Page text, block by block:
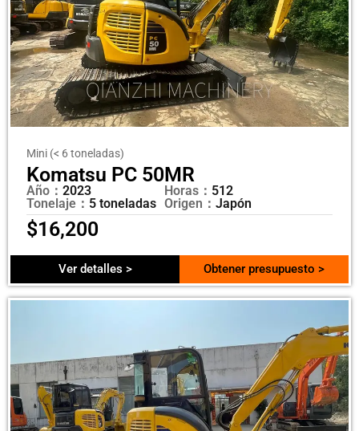
Mini (< 6 toneladas)
Komatsu PC 50MR
Año： 2023
Tonelaje： 5 toneladas
Horas： 512
Origen： Japón
$16,200
Ver detalles > Obtener presupuesto >